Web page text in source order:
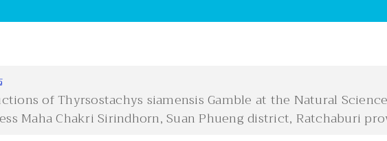
of Thyrsostachys siamensis Gamble at the Natural
Maha Chakri Sirindhorn, Suan Phueng district, Ratchaburi